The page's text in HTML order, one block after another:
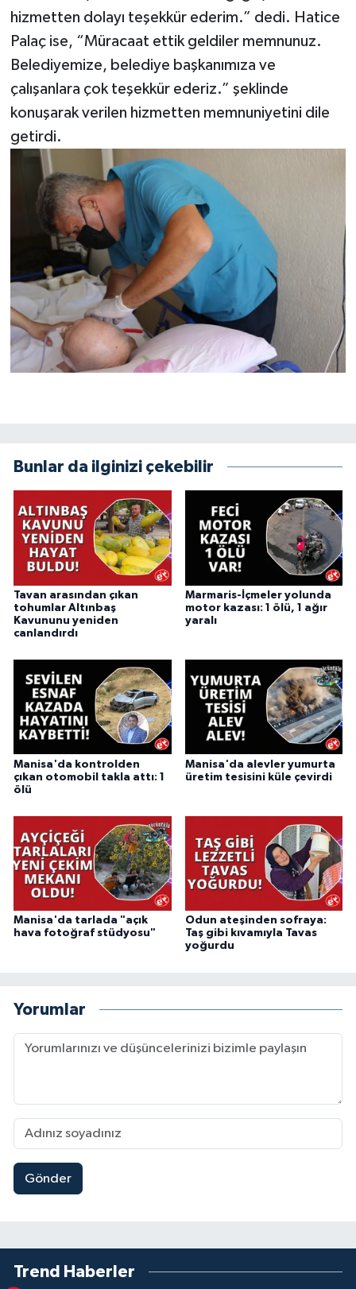
hizmetten dolayı teşekkür ederim.” dedi. Hatice
Palaç ise, “Müracaat ettik geldiler memnunuz.
Belediyemize, belediye başkanımıza ve
çalışanlara çok teşekkür ederiz.” şeklinde
konuşarak verilen hizmetten memnuniyetini dile
getirdi.
Bunlar da ilginizi çekebilir
Tavan arasından çıkan
tohumlar Altınbaş
Kavununu yeniden
canlandırdı
Marmaris-İçmeler yolunda
motor kazası: 1 ölü, 1 ağır
yaralı
Manisa'da kontrolden
çıkan otomobil takla attı: 1
ölü
Manisa'da alevler yumurta
üretim tesisini küle çevirdi
Manisa'da tarlada "açık
hava fotoğraf stüdyosu"
Odun ateşinden sofraya:
Taş gibi kıvamıyla Tavas
yoğurdu
Yorumlar
Gönder
Trend Haberler